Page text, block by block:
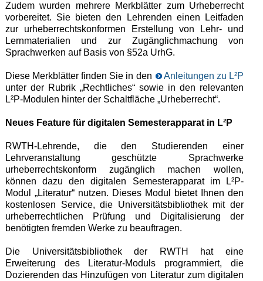
Zudem wurden mehrere Merkblätter zum Urheberrecht
vorbereitet. Sie bieten den Lehrenden einen Leitfaden
zur urheberrechtskonformen Erstellung von Lehr- und
Lernmaterialien und zur Zugänglichmachung von
Sprachwerken auf Basis von §52a UrhG.
Diese Merkblätter finden Sie in den
Anleitungen zu L²P
unter der Rubrik „Rechtliches“ sowie in den relevanten
L²P-Modulen hinter der Schaltfläche „Urheberrecht“.
Neues Feature für digitalen Semesterapparat in L²P
RWTH-Lehrende, die den Studierenden einer
Lehrveranstaltung geschützte Sprachwerke
urheberrechtskonform zugänglich machen wollen,
können dazu den digitalen Semesterapparat im L²P-
Modul „Literatur“ nutzen. Dieses Modul bietet Ihnen den
kostenlosen Service, die Universitätsbibliothek mit der
urheberrechtlichen Prüfung und Digitalisierung der
benötigten fremden Werke zu beauftragen.
Die Universitätsbibliothek der RWTH hat eine
Erweiterung des Literatur-Moduls programmiert, die
Dozierenden das Hinzufügen von Literatur zum digitalen